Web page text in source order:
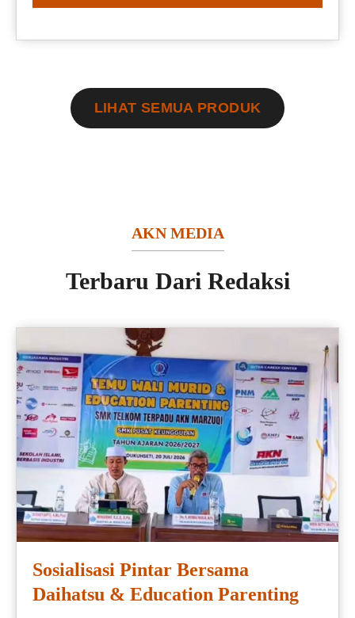
LIHAT SEMUA PRODUK
AKN MEDIA
Terbaru Dari Redaksi
Sosialisasi Pintar Bersama
Daihatsu & Education Parenting